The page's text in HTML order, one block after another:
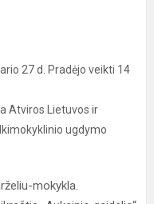
27 d. Pradėjo veikti 14
Atviros Lietuvos ir
ugdymo
mokykla.